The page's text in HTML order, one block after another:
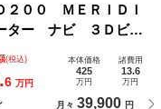
００ ＭＥＲＩＤＩ
ター ナビ ３Ｄビュ
Ｗ メディアアダプ
イト ２０２３ｙモ
(税込)
6 万円
本体価格
425
万円
諸費用
13.6
万円
月々 39,900 円